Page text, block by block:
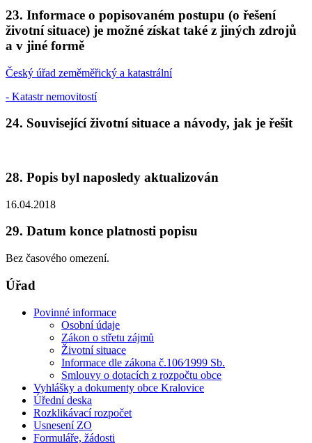
23. Informace o popisovaném postupu (o řešení
životní situace) je možné získat také z jiných zdrojů
a v jiné formě
Český úřad zeměměřický a katastrální
- Katastr nemovitostí
24. Související životní situace a návody, jak je řešit
28. Popis byl naposledy aktualizován
16.04.2018
29. Datum konce platnosti popisu
Bez časového omezení.
Úřad
Povinné informace
Osobní údaje
Zákon o střetu zájmů
Životní situace
Informace dle zákona č.106⁄1999 Sb.
Smlouvy o dotacích z rozpočtu obce
Vyhlášky a dokumenty obce Kralovice
Úřední deska
Rozklikávací rozpočet
Usnesení ZO
Formuláře, žádosti